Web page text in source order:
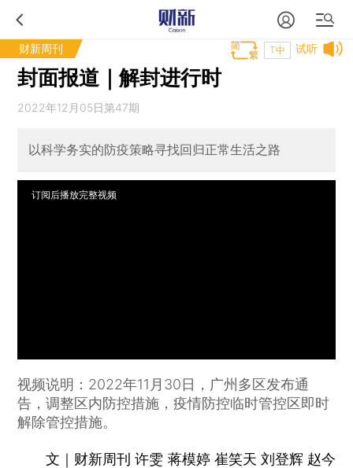
财新周刊 试听
T中
封面报道｜解封进行时
2022年12月05日第47期
以科学务实的防疫策略寻找回归正常生活之路
订阅后播放完整视频
视频说明：2022年11月30日，广州多区发布通
告，调整区内防控措施，疫情防控临时管控区即时
解除管控措施。
文｜财新周刊 许雯 蒋模婷 崔笑天 刘登辉 赵今